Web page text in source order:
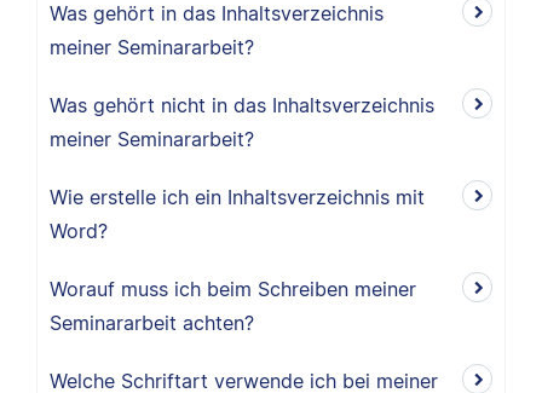
Was gehört in das Inhaltsverzeichnis
meiner Seminararbeit?
Was gehört nicht in das Inhaltsverzeichnis
meiner Seminararbeit?
Wie erstelle ich ein Inhaltsverzeichnis mit
Word?
Worauf muss ich beim Schreiben meiner
Seminararbeit achten?
Welche Schriftart verwende ich bei meiner